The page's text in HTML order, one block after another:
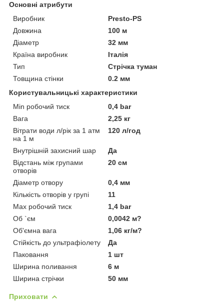
Основні атрибути
Виробник
Presto-PS
Довжина
100 м
Діаметр
32 мм
Країна виробник
Італія
Тип
Стрічка туман
Товщина стінки
0.2 мм
Користувальницькі характеристики
Min робочий тиск
0,4 bar
Вага
2,25 кг
Вітрати води л/рік за 1 атм
на 1 м
120 л/год
Внутрішній захисний шар
Да
Відстань між групами
отворів
20 см
Діаметр отвору
0,4 мм
Кількість отворів у групі
11
Мах робочий тиск
1,4 bar
Об `єм
0,0042 м?
Об'ємна вага
1,06 кг/м?
Стійкість до ультрафіолету
Да
Паковання
1 шт
Ширина поливання
6 м
Ширина стрічки
50 мм
Приховати